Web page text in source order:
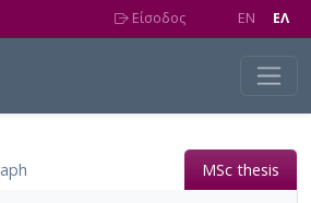
Είσοδος EN EΛ
MSc thesis